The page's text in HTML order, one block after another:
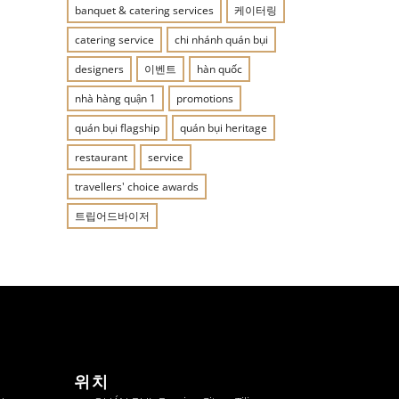
banquet & catering services
케이터링
catering service
chi nhánh quán bụi
designers
이벤트
hàn quốc
nhà hàng quận 1
promotions
quán bụi flagship
quán bụi heritage
restaurant
service
travellers' choice awards
트립어드바이저
위치